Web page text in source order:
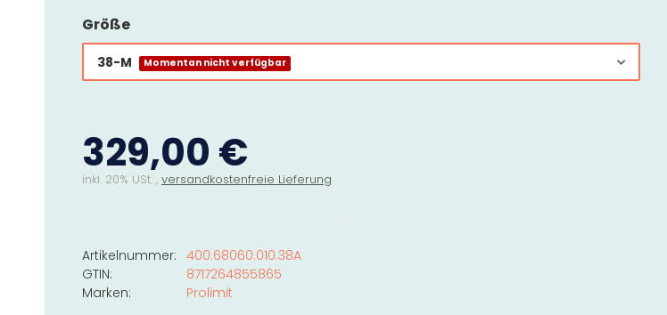
Größe
38-M Momentan nicht verfügbar
329,00 €
inkl. 20% USt. , versandkostenfreie Lieferung
Artikelnummer: 400.68060.010.38A
GTIN:
8717264855865
Marken:
Prolimit